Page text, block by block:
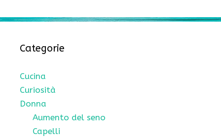
Categorie
Cucina
Curiosità
Donna
Aumento del seno
Capelli